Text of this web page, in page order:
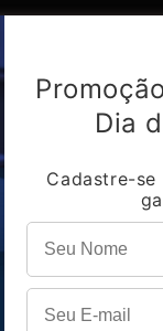
Dia
Cadastre-se